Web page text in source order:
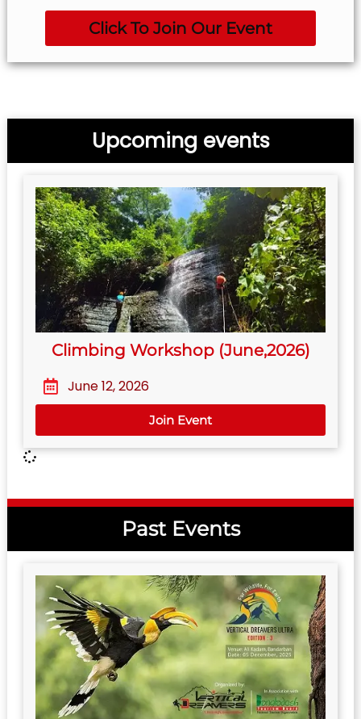
Click To Join Our Event
Upcoming events
Climbing Workshop (June,2026)
June 12, 2026
Join Event
Past Events